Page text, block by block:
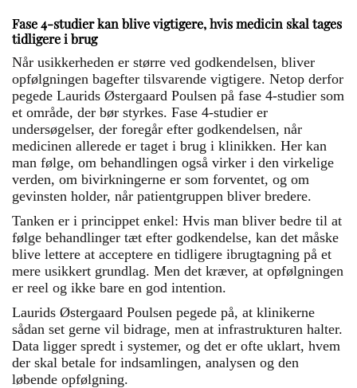
Fase 4-studier kan blive vigtigere, hvis medicin skal tages
tidligere i brug
Når usikkerheden er større ved godkendelsen, bliver
opfølgningen bagefter tilsvarende vigtigere. Netop derfor
pegede Laurids Østergaard Poulsen på fase 4-studier som
et område, der bør styrkes. Fase 4-studier er
undersøgelser, der foregår efter godkendelsen, når
medicinen allerede er taget i brug i klinikken. Her kan
man følge, om behandlingen også virker i den virkelige
verden, om bivirkningerne er som forventet, og om
gevinsten holder, når patientgruppen bliver bredere.
Tanken er i princippet enkel: Hvis man bliver bedre til at
følge behandlinger tæt efter godkendelse, kan det måske
blive lettere at acceptere en tidligere ibrugtagning på et
mere usikkert grundlag. Men det kræver, at opfølgningen
er reel og ikke bare en god intention.
Laurids Østergaard Poulsen pegede på, at klinikerne
sådan set gerne vil bidrage, men at infrastrukturen halter.
Data ligger spredt i systemer, og det er ofte uklart, hvem
der skal betale for indsamlingen, analysen og den
løbende opfølgning.